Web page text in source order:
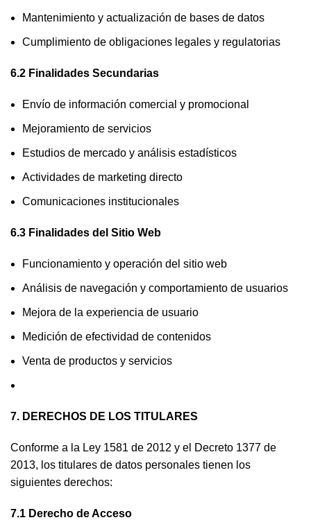
Mantenimiento y actualización de bases de datos
Cumplimiento de obligaciones legales y regulatorias
6.2 Finalidades Secundarias
Envío de información comercial y promocional
Mejoramiento de servicios
Estudios de mercado y análisis estadísticos
Actividades de marketing directo
Comunicaciones institucionales
6.3 Finalidades del Sitio Web
Funcionamiento y operación del sitio web
Análisis de navegación y comportamiento de usuarios
Mejora de la experiencia de usuario
Medición de efectividad de contenidos
Venta de productos y servicios
7. DERECHOS DE LOS TITULARES
Conforme a la Ley 1581 de 2012 y el Decreto 1377 de
2013, los titulares de datos personales tienen los
siguientes derechos:
7.1 Derecho de Acceso